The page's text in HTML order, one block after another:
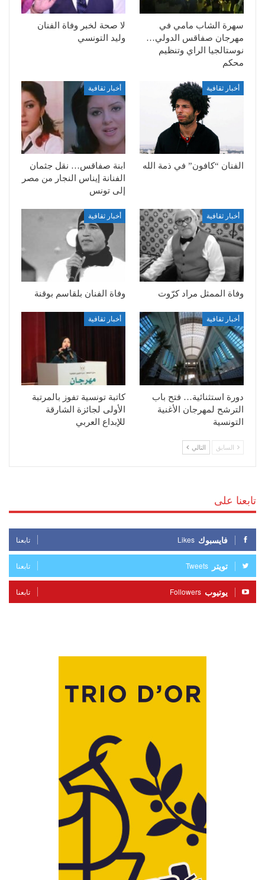
سهرة الشاب مامي في
مهرجان صفاقس الدولي…
نوستالجيا الراي وتنظيم
محكم
لا صحة لخبر وفاة الفنان
وليد التونسي
أخبار ثقافية
الفنان “كافون” في ذمة الله
أخبار ثقافية
ابنة صفاقس… نقل جثمان
الفنانة إيناس النجار من مصر
إلى تونس
أخبار ثقافية
وفاة الممثل مراد كرّوت
أخبار ثقافية
وفاة الفنان بلقاسم بوقنة
أخبار ثقافية
دورة استثنائية… فتح باب
الترشح لمهرجان الأغنية
التونسية
أخبار ثقافية
كاتبة تونسية تفوز بالمرتبة
الأولى لجائزة الشارقة
للإبداع العربي
السابق التالي
تابعنا على
فايسبوك Likes تابعنا
تويتر Tweets تابعنا
يوتيوب Followers تابعنا